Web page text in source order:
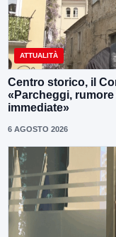
ATTUALITÀ
Centro storico, il
«Parcheggi,
immediate»
6 AGOSTO 2026